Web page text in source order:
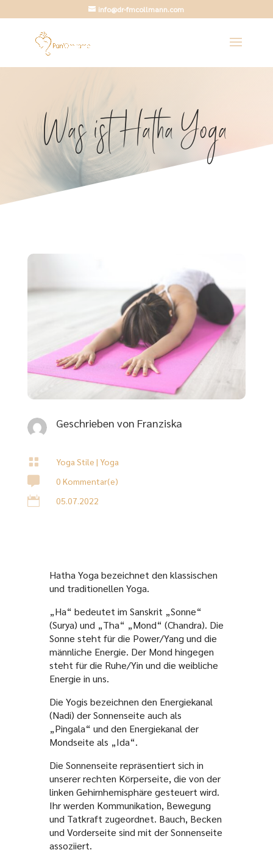
info@dr-fmcollmann.com
Was ist Hatha Yoga
Geschrieben von Franziska
 Yoga Stile | Yoga
0 Kommentar(e)
 05.07.2022
Hatha Yoga bezeichnet den klassischen
und traditionellen Yoga.
„Ha“ bedeutet im Sanskrit „Sonne“
(Surya) und „Tha“ „Mond“ (Chandra). Die
Sonne steht für die Power/Yang und die
männliche Energie. Der Mond hingegen
steht für die Ruhe/Yin und die weibliche
Energie in uns.
Die Yogis bezeichnen den Energiekanal
(Nadi) der Sonnenseite auch als
„Pingala“ und den Energiekanal der
Mondseite als „Ida“.
Die Sonnenseite repräsentiert sich in
unserer rechten Körperseite, die von der
linken Gehirnhemisphäre gesteuert wird.
Ihr werden Kommunikation, Bewegung
und Tatkraft zugeordnet. Bauch, Becken
und Vorderseite sind mit der Sonnenseite
assoziiert.